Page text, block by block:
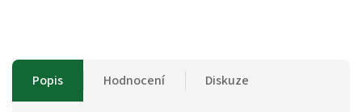
Popis Hodnocení Diskuze